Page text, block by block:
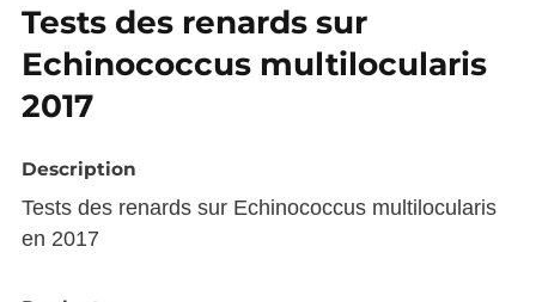
Tests des renards sur
Echinococcus multilocularis
2017
Description
Tests des renards sur Echinococcus multilocularis
en 2017